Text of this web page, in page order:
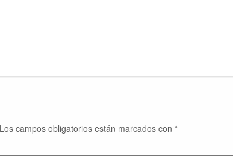
Los campos obligatorios están marcados con *